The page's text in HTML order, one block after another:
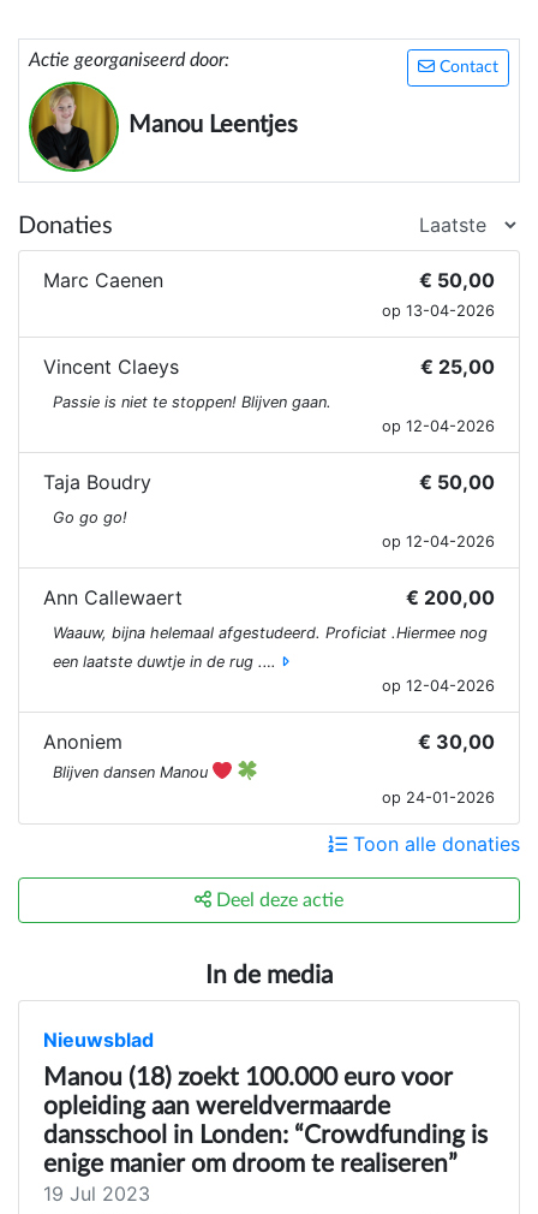
Contact
Actie georganiseerd door:
Manou Leentjes
Donaties
Marc Caenen € 50,00
op 13-04-2026
Vincent Claeys € 25,00
Passie is niet te stoppen! Blijven gaan.
op 12-04-2026
Taja Boudry € 50,00
Go go go!
op 12-04-2026
Ann Callewaert € 200,00
Waauw, bijna helemaal afgestudeerd. Proficiat .Hiermee nog
een laatste duwtje in de rug .…
op 12-04-2026
Anoniem € 30,00
Blijven dansen Manou
op 24-01-2026
Toon alle donaties
Deel deze actie
In de media
Nieuwsblad
Manou (18) zoekt 100.000 euro voor
opleiding aan wereldvermaarde
dansschool in Londen: “Crowdfunding is
enige manier om droom te realiseren”
19 Jul 2023